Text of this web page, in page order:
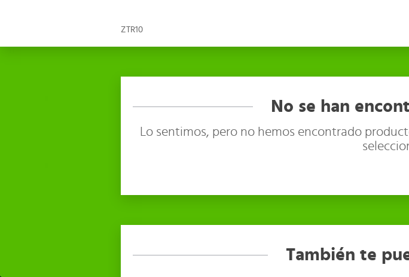
ZTR10
No se han
Lo sentimos, pero no hemos encontrado
También te